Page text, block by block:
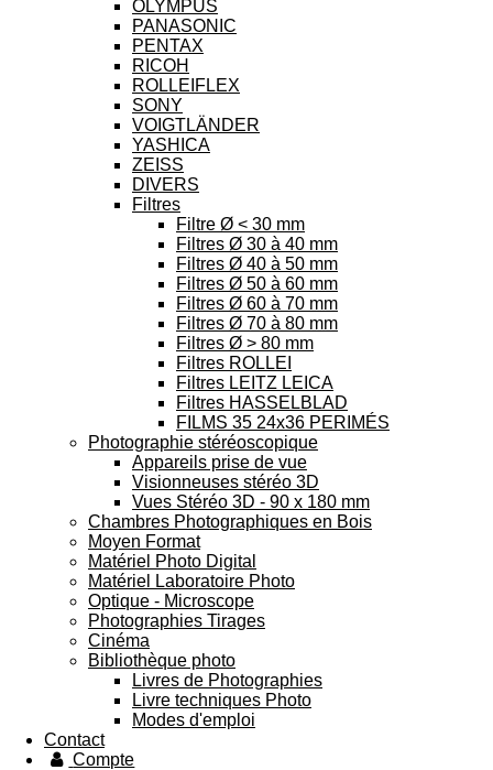
OLYMPUS
PANASONIC
PENTAX
RICOH
ROLLEIFLEX
SONY
VOIGTLÄNDER
YASHICA
ZEISS
DIVERS
Filtres
Filtre Ø < 30 mm
Filtres Ø 30 à 40 mm
Filtres Ø 40 à 50 mm
Filtres Ø 50 à 60 mm
Filtres Ø 60 à 70 mm
Filtres Ø 70 à 80 mm
Filtres Ø > 80 mm
Filtres ROLLEI
Filtres LEITZ LEICA
Filtres HASSELBLAD
FILMS 35 24x36 PERIMÉS
Photographie stéréoscopique
Appareils prise de vue
Visionneuses stéréo 3D
Vues Stéréo 3D - 90 x 180 mm
Chambres Photographiques en Bois
Moyen Format
Matériel Photo Digital
Matériel Laboratoire Photo
Optique - Microscope
Photographies Tirages
Cinéma
Bibliothèque photo
Livres de Photographies
Livre techniques Photo
Modes d'emploi
Contact
Compte